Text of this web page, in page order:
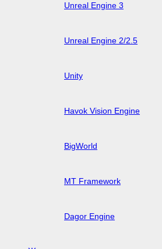
Unreal Engine 3
Unreal Engine 2/2.5
Unity
Havok Vision Engine
BigWorld
MT Framework
Dagor Engine